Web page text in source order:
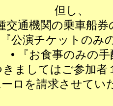
但し、
交通機関の乗車船
『公演チケットのみ
• 『お食事のみの
ましてはご参加者
ーロを請求させてい